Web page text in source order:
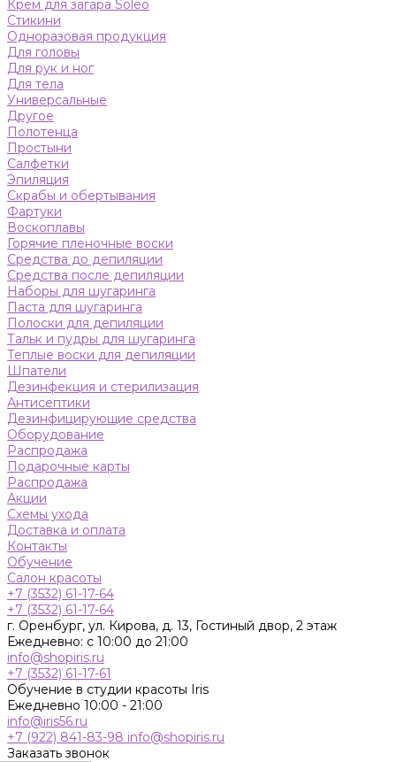
Крем для загара Soleo
Стикини
Одноразовая продукция
Для головы
Для рук и ног
Для тела
Универсальные
Другое
Полотенца
Простыни
Салфетки
Эпиляция
Скрабы и обертывания
Фартуки
Воскоплавы
Горячие пленочные воски
Средства до депиляции
Средства после депиляции
Наборы для шугаринга
Паста для шугаринга
Полоски для депиляции
Тальк и пудры для шугаринга
Теплые воски для депиляции
Шпатели
Дезинфекция и стерилизация
Антисептики
Дезинфицирующие средства
Оборудование
Распродажа
Подарочные карты
Распродажа
Акции
Схемы ухода
Доставка и оплата
Контакты
Обучение
Салон красоты
+7 (3532) 61-17-64
+7 (3532) 61-17-64
г. Оренбург, ул. Кирова, д. 13, Гостиный двор, 2 этаж
Ежедневно: с 10:00 до 21:00
info@shopiris.ru
+7 (3532) 61-17-61
Обучение в студии красоты Iris
Ежедневно 10:00 - 21:00
info@iris56.ru
+7 (922) 841-83-98 info@shopiris.ru
Заказать звонок